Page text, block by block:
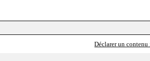
Déclarer un